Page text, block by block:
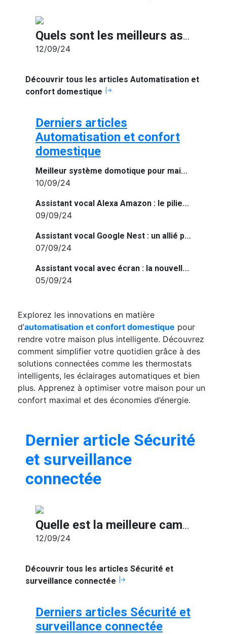
Quels sont les meilleurs assistants vocaux de 2024 ?
12/09/24
Découvrir tous les articles Automatisation et
confort domestique
Derniers articles
Automatisation et confort
domestique
Meilleur système domotique pour maison connectée
10/09/24
Assistant vocal Alexa Amazon : le pilier de la maison connectée
09/09/24
Assistant vocal Google Nest : un allié pour une maison connectée et intelligente
07/09/24
Assistant vocal avec écran : la nouvelle ère de la maison connectée
05/09/24
Explorez les innovations en matière
d’automatisation et confort domestique pour
rendre votre maison plus intelligente. Découvrez
comment simplifier votre quotidien grâce à des
solutions connectées comme les thermostats
intelligents, les éclairages automatiques et bien
plus. Apprenez à optimiser votre maison pour un
confort maximal et des économies d’énergie.
Dernier article Sécurité
et surveillance
connectée
Quelle est la meilleure caméra de surveillance wifi de 2024 ?
12/09/24
Découvrir tous les articles Sécurité et
surveillance connectée
Derniers articles Sécurité et
surveillance connectée